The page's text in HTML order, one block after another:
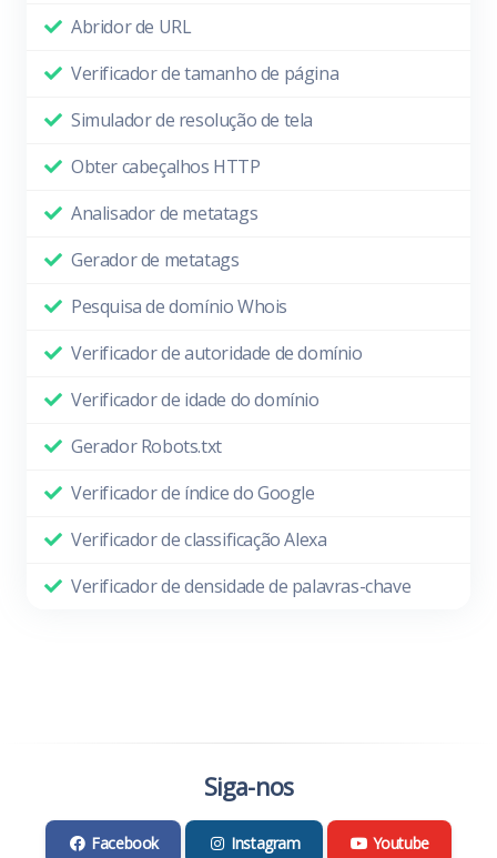
Abridor de URL
Verificador de tamanho de página
Simulador de resolução de tela
Obter cabeçalhos HTTP
Analisador de metatags
Gerador de metatags
Pesquisa de domínio Whois
Verificador de autoridade de domínio
Verificador de idade do domínio
Gerador Robots.txt
Verificador de índice do Google
Verificador de classificação Alexa
Verificador de densidade de palavras-chave
Siga-nos
Facebook Instagram Youtube